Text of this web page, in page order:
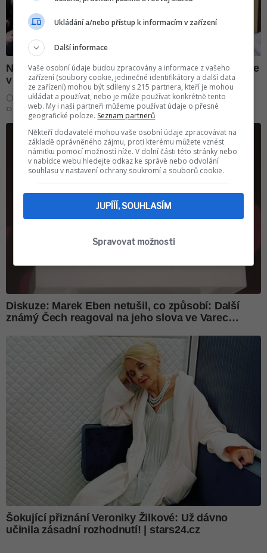
Ukládání a/nebo přístup k informacím v zařízení
Další informace
Vaše osobní údaje budou zpracovány a informace z vašeho
zařízení (soubory cookie, jedinečné identifikátory a další data
ze zařízení) mohou být sdíleny s 215 partnera, kteří je mohou
ukládat a používat, nebo je může používat konkrétně tento
web. My i naši partneři můžeme používat údaje o přesné
geografické poloze. Seznam partnerů
Někteří dodavatelé mohou vaše osobní údaje zpracovávat na
základě oprávněného zájmu, proti kterému můžete vznést
námitku pomocí možností níže. V dolní části této stránky nebo
v nabídce webu hledejte odkaz ke správě nebo odvolání
souhlasu v nastavení ochrany soukromí a souborů cookie.
JUPÍÍÍ, SOUHLASÍM
Spravovat možnosti